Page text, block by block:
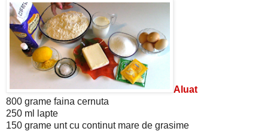
Aluat
800 grame faina cernuta
250 ml lapte
150 grame unt cu continut mare de grasime